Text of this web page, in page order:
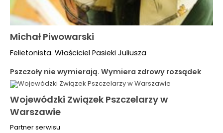
Michał Piwowarski
Felietonista. Właściciel Pasieki Juliusza
Pszczoły nie wymierają. Wymiera zdrowy rozsądek
Wojewódzki Związek Pszczelarzy w
Warszawie
Partner serwisu